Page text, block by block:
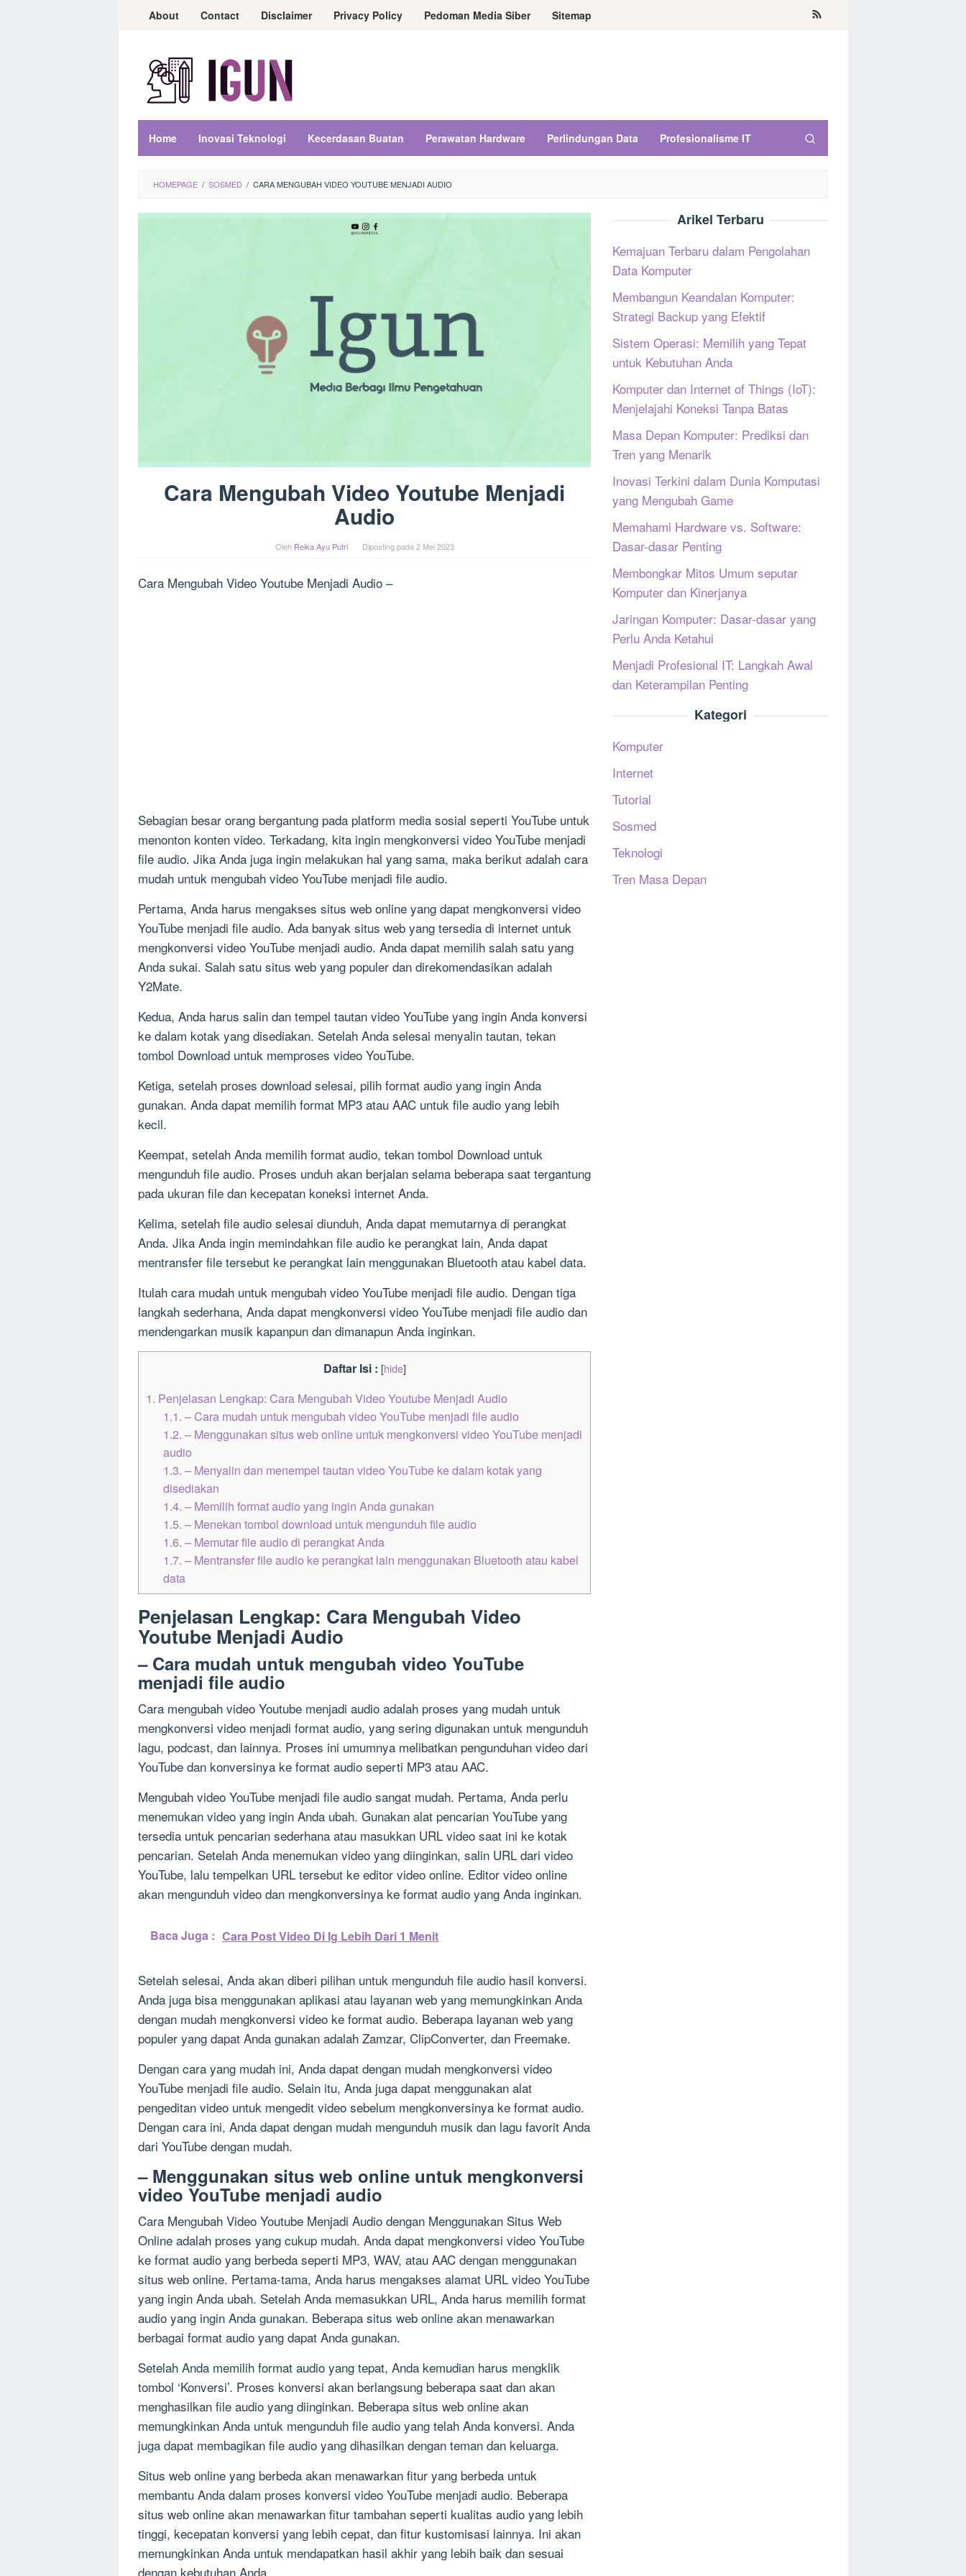
LoncatAbout Contact Disclaimer Privacy Policy Pedoman Media Siber Sitemap
Home Inovasi Teknologi Kecerdasan Buatan Perawatan Hardware Perlindungan Data Profesionalisme IT
HOMEPAGE / SOSMED / CARA MENGUBAH VIDEO YOUTUBE MENJADI AUDIO
Cara Mengubah Video Youtube Menjadi
Audio
Oleh Reika Ayu Putri Diposting pada2 Mei 2023
Cara Mengubah Video Youtube Menjadi Audio –
Sebagian besar orang bergantung pada platform media sosial seperti YouTube untuk
menonton konten video. Terkadang, kita ingin mengkonversi video YouTube menjadi
file audio. Jika Anda juga ingin melakukan hal yang sama, maka berikut adalah cara
mudah untuk mengubah video YouTube menjadi file audio.
Pertama, Anda harus mengakses situs web online yang dapat mengkonversi video
YouTube menjadi file audio. Ada banyak situs web yang tersedia di internet untuk
mengkonversi video YouTube menjadi audio. Anda dapat memilih salah satu yang
Anda sukai. Salah satu situs web yang populer dan direkomendasikan adalah
Y2Mate.
Kedua, Anda harus salin dan tempel tautan video YouTube yang ingin Anda konversi
ke dalam kotak yang disediakan. Setelah Anda selesai menyalin tautan, tekan
tombol Download untuk memproses video YouTube.
Ketiga, setelah proses download selesai, pilih format audio yang ingin Anda
gunakan. Anda dapat memilih format MP3 atau AAC untuk file audio yang lebih
kecil.
Keempat, setelah Anda memilih format audio, tekan tombol Download untuk
mengunduh file audio. Proses unduh akan berjalan selama beberapa saat tergantung
pada ukuran file dan kecepatan koneksi internet Anda.
Kelima, setelah file audio selesai diunduh, Anda dapat memutarnya di perangkat
Anda. Jika Anda ingin memindahkan file audio ke perangkat lain, Anda dapat
mentransfer file tersebut ke perangkat lain menggunakan Bluetooth atau kabel data.
Itulah cara mudah untuk mengubah video YouTube menjadi file audio. Dengan tiga
langkah sederhana, Anda dapat mengkonversi video YouTube menjadi file audio dan
mendengarkan musik kapanpun dan dimanapun Anda inginkan.
Daftar Isi : [hide]
1. Penjelasan Lengkap: Cara Mengubah Video Youtube Menjadi Audio
1.1. – Cara mudah untuk mengubah video YouTube menjadi file audio
1.2. – Menggunakan situs web online untuk mengkonversi video YouTube menjadi
audio
1.3. – Menyalin dan menempel tautan video YouTube ke dalam kotak yang
disediakan
1.4. – Memilih format audio yang ingin Anda gunakan
1.5. – Menekan tombol download untuk mengunduh file audio
1.6. – Memutar file audio di perangkat Anda
1.7. – Mentransfer file audio ke perangkat lain menggunakan Bluetooth atau kabel
data
Penjelasan Lengkap: Cara Mengubah Video
Youtube Menjadi Audio
– Cara mudah untuk mengubah video YouTube
menjadi file audio
Cara mengubah video Youtube menjadi audio adalah proses yang mudah untuk
mengkonversi video menjadi format audio, yang sering digunakan untuk mengunduh
lagu, podcast, dan lainnya. Proses ini umumnya melibatkan pengunduhan video dari
YouTube dan konversinya ke format audio seperti MP3 atau AAC.
Mengubah video YouTube menjadi file audio sangat mudah. Pertama, Anda perlu
menemukan video yang ingin Anda ubah. Gunakan alat pencarian YouTube yang
tersedia untuk pencarian sederhana atau masukkan URL video saat ini ke kotak
pencarian. Setelah Anda menemukan video yang diinginkan, salin URL dari video
YouTube, lalu tempelkan URL tersebut ke editor video online. Editor video online
akan mengunduh video dan mengkonversinya ke format audio yang Anda inginkan.
Baca Juga : Cara Post Video Di Ig Lebih Dari 1 Menit
Setelah selesai, Anda akan diberi pilihan untuk mengunduh file audio hasil konversi.
Anda juga bisa menggunakan aplikasi atau layanan web yang memungkinkan Anda
dengan mudah mengkonversi video ke format audio. Beberapa layanan web yang
populer yang dapat Anda gunakan adalah Zamzar, ClipConverter, dan Freemake.
Dengan cara yang mudah ini, Anda dapat dengan mudah mengkonversi video
YouTube menjadi file audio. Selain itu, Anda juga dapat menggunakan alat
pengeditan video untuk mengedit video sebelum mengkonversinya ke format audio.
Dengan cara ini, Anda dapat dengan mudah mengunduh musik dan lagu favorit Anda
dari YouTube dengan mudah.
– Menggunakan situs web online untuk mengkonversi
video YouTube menjadi audio
Cara Mengubah Video Youtube Menjadi Audio dengan Menggunakan Situs Web
Online adalah proses yang cukup mudah. Anda dapat mengkonversi video YouTube
ke format audio yang berbeda seperti MP3, WAV, atau AAC dengan menggunakan
situs web online. Pertama-tama, Anda harus mengakses alamat URL video YouTube
yang ingin Anda ubah. Setelah Anda memasukkan URL, Anda harus memilih format
audio yang ingin Anda gunakan. Beberapa situs web online akan menawarkan
berbagai format audio yang dapat Anda gunakan.
Setelah Anda memilih format audio yang tepat, Anda kemudian harus mengklik
tombol ‘Konversi’. Proses konversi akan berlangsung beberapa saat dan akan
menghasilkan file audio yang diinginkan. Beberapa situs web online akan
memungkinkan Anda untuk mengunduh file audio yang telah Anda konversi. Anda
juga dapat membagikan file audio yang dihasilkan dengan teman dan keluarga.
Situs web online yang berbeda akan menawarkan fitur yang berbeda untuk
membantu Anda dalam proses konversi video YouTube menjadi audio. Beberapa
situs web online akan menawarkan fitur tambahan seperti kualitas audio yang lebih
tinggi, kecepatan konversi yang lebih cepat, dan fitur kustomisasi lainnya. Ini akan
memungkinkan Anda untuk mendapatkan hasil akhir yang lebih baik dan sesuai
dengan kebutuhan Anda.
Arikel Terbaru
Kemajuan Terbaru dalam Pengolahan
Data Komputer
Membangun Keandalan Komputer:
Strategi Backup yang Efektif
Sistem Operasi: Memilih yang Tepat
untuk Kebutuhan Anda
Komputer dan Internet of Things (IoT):
Menjelajahi Koneksi Tanpa Batas
Masa Depan Komputer: Prediksi dan
Tren yang Menarik
Inovasi Terkini dalam Dunia Komputasi
yang Mengubah Game
Memahami Hardware vs. Software:
Dasar-dasar Penting
Membongkar Mitos Umum seputar
Komputer dan Kinerjanya
Jaringan Komputer: Dasar-dasar yang
Perlu Anda Ketahui
Menjadi Profesional IT: Langkah Awal
dan Keterampilan Penting
Kategori
Komputer
Internet
Tutorial
Sosmed
Teknologi
Tren Masa Depan